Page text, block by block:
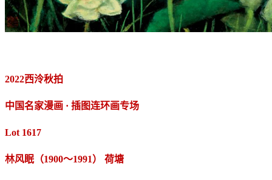
2022西泠秋拍
中国名家漫画 · 插图连环画专场
Lot 1617
林风眠（1900～1991） 荷塘